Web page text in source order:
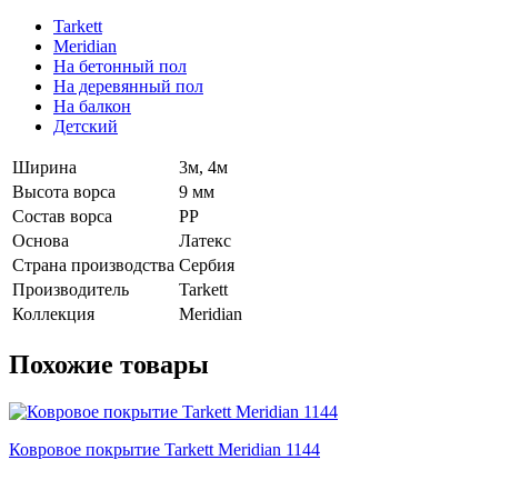
Tarkett
Meridian
На бетонный пол
На деревянный пол
На балкон
Детский
Ширина
3м, 4м
Высота ворса
9 мм
Состав ворса
РР
Основа
Латекс
Страна производства Сербия
Производитель
Tarkett
Коллекция
Meridian
Похожие товары
Ковровое покрытие Tarkett Meridian 1144